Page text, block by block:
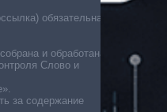
обязательна
и обработана
Слово и
за содержание